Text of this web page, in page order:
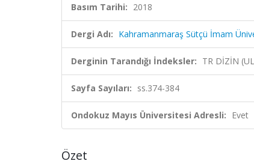
Basım Tarihi: 2018
Dergi Adı: Kahramanmaraş Sütçü İmam
Derginin Tarandığı İndeksler: TR DİZİN
Sayfa Sayıları: ss.374-384
Ondokuz Mayıs Üniversitesi Adresli: Evet
Özet